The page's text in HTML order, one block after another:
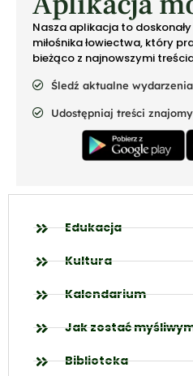
Nasza aplikacja to
miłośnika łowiectwa, który
bieżąco z najnowszymi
Śledź aktualne wydarzenia
Udostępniaj treści
Edukacja
Kultura
Kalendarium
Jak zostać
Biblioteka